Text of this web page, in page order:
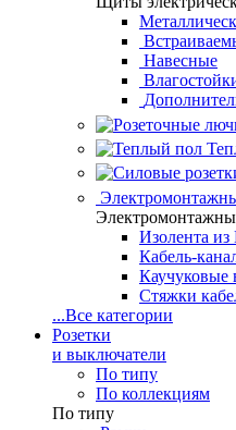
Навесные
Изолента
Кабель-
Каучуковые
Стяжки
...Все категории
Розетки
и выключатели
По типу
По коллекциям
По типу